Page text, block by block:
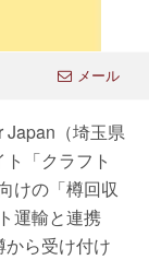
メール
Japan（埼玉県
「クラフト
けの「樽回収
運輸と連携
ら受け付け